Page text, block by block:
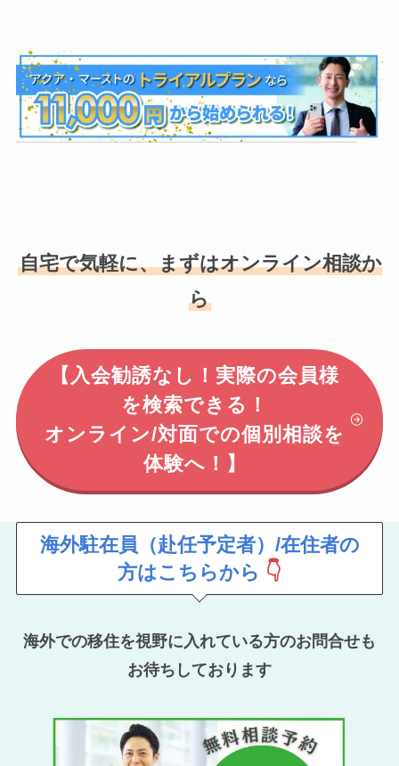
自宅で気軽に、まずはオンライン相談か
ら
【入会勧誘なし！実際の会員様
を検索できる！
オンライン/対面での個別相談を
体験へ！】
海外駐在員（赴任予定者）/在住者の
方はこちらから 👇
海外での移住を視野に入れている方のお問合せも
お待ちしております